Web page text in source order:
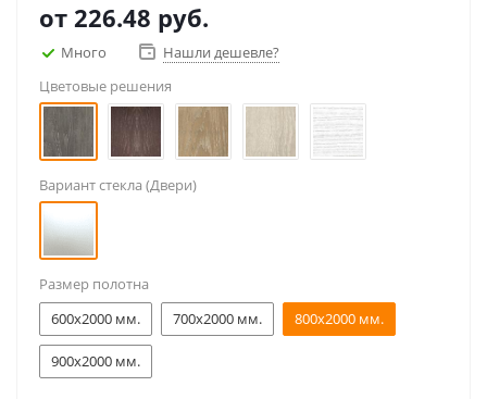
от 226.48 руб.
Много
Нашли дешевле?
Цветовые решения
Вариант стекла (Двери)
Размер полотна
600x2000 мм.
700x2000 мм. 800x2000 мм.
900x2000 мм.